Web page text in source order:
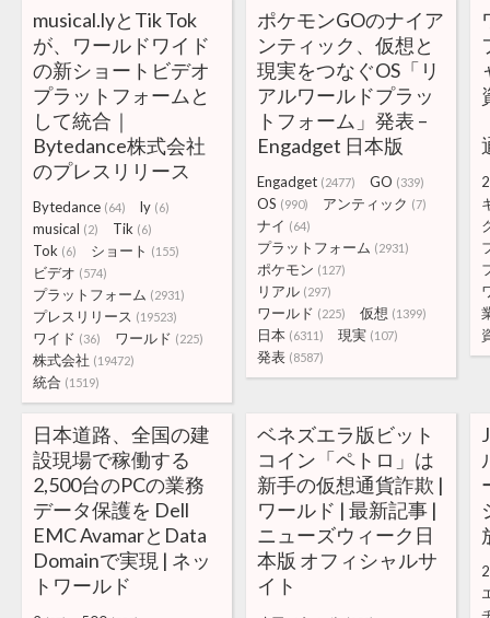
musical.lyとTik Tok
が、ワールドワイド
の新ショートビデオ
プラットフォームと
して統合｜
Bytedance株式会社
のプレスリリース
Bytedance (64) ly (6)
musical (2) Tik (6)
Tok (6) ショート (155)
ビデオ (574)
プラットフォーム (2931)
プレスリリース (19523)
ワイド (36) ワールド (225)
株式会社 (19472)
統合 (1519)
ポケモンGOのナイア
ンティック、仮想と
現実をつなぐOS「リ
アルワールドプラッ
トフォーム」発表 –
Engadget 日本版
Engadget (2477) GO (339)
OS (990) アンティック (7)
ナイ (64)
プラットフォーム (2931)
ポケモン (127)
リアル (297)
ワールド (225) 仮想 (1399)
日本 (6311) 現実 (107)
発表 (8587)
日本道路、全国の建
設現場で稼働する
2,500台のPCの業務
データ保護を Dell
EMC AvamarとData
Domainで実現 | ネッ
トワールド
ベネズエラ版ビット
コイン「ペトロ」は
新手の仮想通貨詐欺 |
ワールド | 最新記事 |
ニューズウィーク日
本版 オフィシャルサ
イト